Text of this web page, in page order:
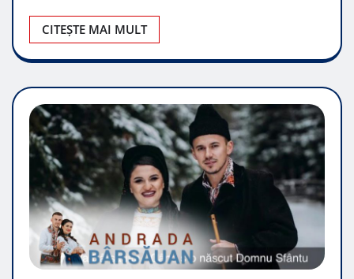
CITEȘTE MAI MULT